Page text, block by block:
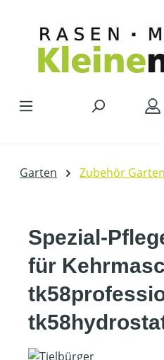
Garten Zubehör Garten
Spezial-
für